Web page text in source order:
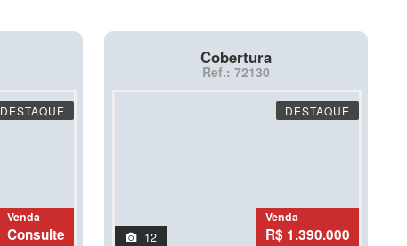
DESTAQUE
Venda
Consulte
Cobertura
Ref.: 72130
DESTAQUE
12
Venda
R$ 1.390.000